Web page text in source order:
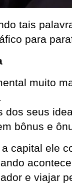
tais
para
muito
dos seus
bônus e
capital ele
e viajar